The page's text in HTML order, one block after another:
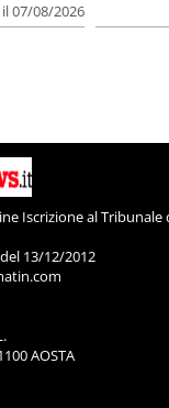
il 07/08/2026
Iscrizione al Tribunale
13/12/2012
AOSTA